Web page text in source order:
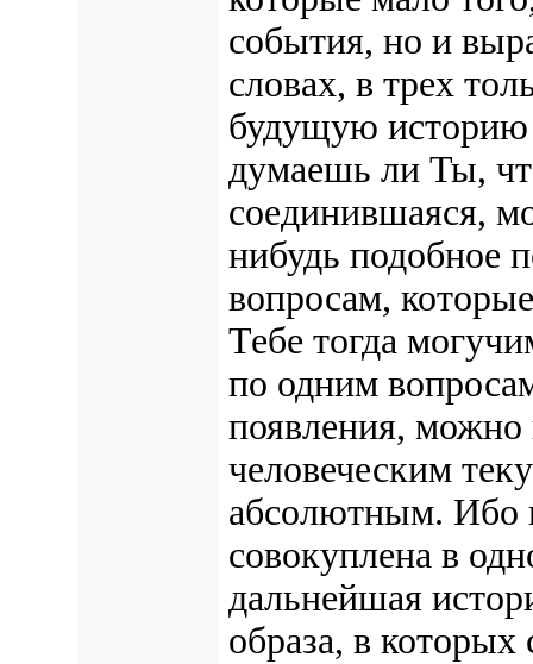
события, но и
словах, в трех
будущую историю
думаешь ли Ты,
соединившаяся,
нибудь подобное
вопросам,
Тебе тогда
по одним
появления, можно
человеческим
абсолютным. Ибо
совокуплена в
дальнейшая
образа, в